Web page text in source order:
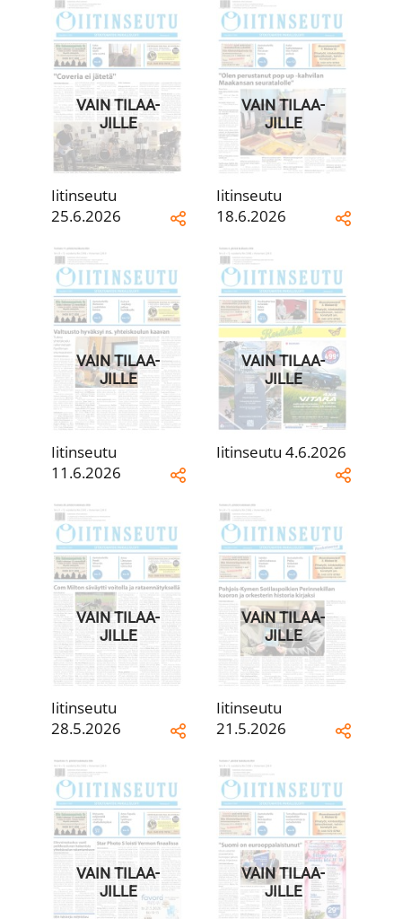
Iitinseutu
25.6.2026
VAIN TILAA­
JILLE
Iitinseutu
18.6.2026
VAIN TILAA­
JILLE
Iitinseutu
11.6.2026
VAIN TILAA­
JILLE
Iitinseutu 4.6.2026
VAIN TILAA­
JILLE
Iitinseutu
28.5.2026
VAIN TILAA­
JILLE
Iitinseutu
21.5.2026
VAIN TILAA­
JILLE
VAIN TILAA­
JILLE
VAIN TILAA­
JILLE